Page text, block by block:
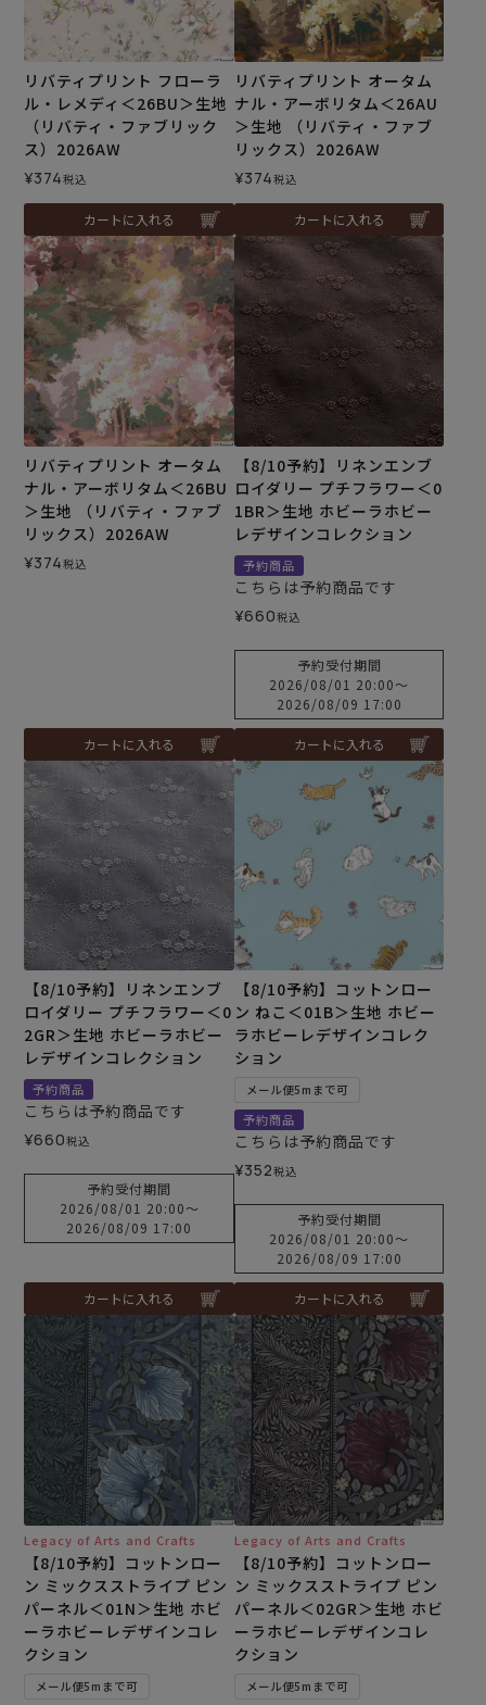
リバティプリント フローラ
ル・レメディ＜26BU＞生地
（リバティ・ファブリック
ス）2026AW
¥374税込
カートに入れる
リバティプリント オータム
ナル・アーボリタム＜26AU
＞生地 （リバティ・ファブ
リックス）2026AW
¥374税込
カートに入れる
リバティプリント オータム
ナル・アーボリタム＜26BU
＞生地 （リバティ・ファブ
リックス）2026AW
¥374税込
カートに入れる
【8/10予約】リネンエンブ
ロイダリー プチフラワー＜0
1BR＞生地 ホビーラホビー
レデザインコレクション
予約商品
こちらは予約商品です
¥660税込
予約受付期間
2026/08/01 20:00〜
2026/08/09 17:00
カートに入れる
【8/10予約】リネンエンブ
ロイダリー プチフラワー＜0
2GR＞生地 ホビーラホビー
レデザインコレクション
予約商品
こちらは予約商品です
¥660税込
予約受付期間
2026/08/01 20:00〜
2026/08/09 17:00
カートに入れる
【8/10予約】コットンロー
ン ねこ＜01B＞生地 ホビー
ラホビーレデザインコレク
ション
メール便5mまで可
予約商品
こちらは予約商品です
¥352税込
予約受付期間
2026/08/01 20:00〜
2026/08/09 17:00
カートに入れる
Legacy of Arts and Crafts
【8/10予約】コットンロー
ン ミックスストライプ ピン
パーネル＜01N＞生地 ホビ
ーラホビーレデザインコレ
クション
メール便5mまで可
Legacy of Arts and Crafts
【8/10予約】コットンロー
ン ミックスストライプ ピン
パーネル＜02GR＞生地 ホビ
ーラホビーレデザインコレ
クション
メール便5mまで可